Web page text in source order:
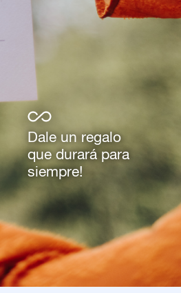
Dale un regalo
que durará para
siempre!